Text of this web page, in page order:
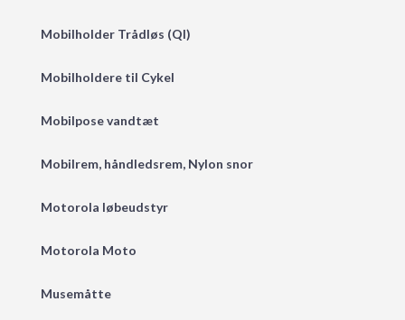
Mobilholder Trådløs (QI)
Mobilholdere til Cykel
Mobilpose vandtæt
Mobilrem, håndledsrem, Nylon snor
Motorola løbeudstyr
Motorola Moto
Musemåtte